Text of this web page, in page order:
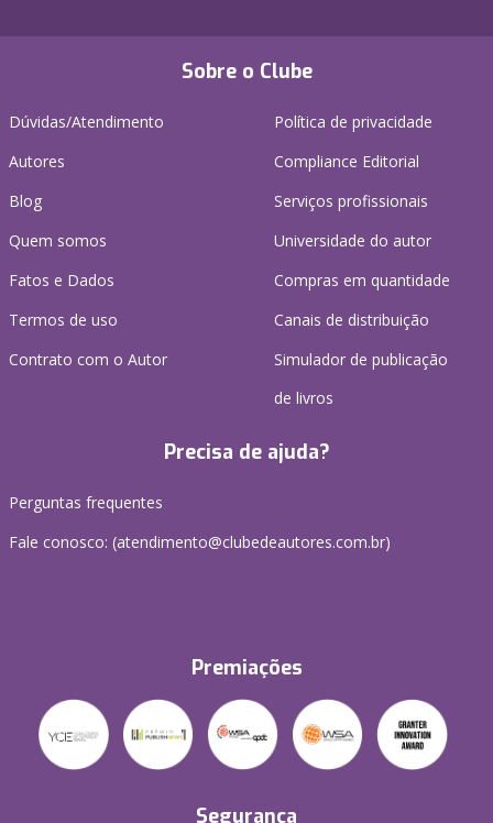
Sobre o Clube
Dúvidas/Atendimento
Autores
Blog
Quem somos
Fatos e Dados
Termos de uso
Contrato com o Autor
Política de privacidade
Compliance Editorial
Serviços profissionais
Universidade do autor
Compras em quantidade
Canais de distribuição
Simulador de publicação
de livros
Precisa de ajuda?
Perguntas frequentes
Fale conosco: (atendimento@clubedeautores.com.br)
Premiações
Segurança